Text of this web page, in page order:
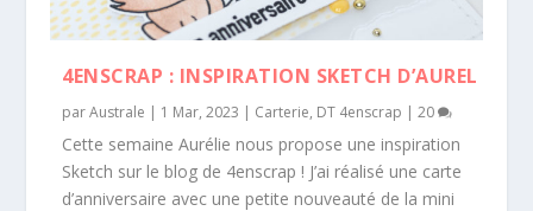
4ENSCRAP : INSPIRATION SKETCH D’AUREL
parAustrale | 1 Mar, 2023 | Carterie, DT 4enscrap |20
Cette semaine Aurélie nous propose une inspiration
Sketch sur le blog de 4enscrap ! J’ai réalisé une carte
d’anniversaire avec une petite nouveauté de la mini